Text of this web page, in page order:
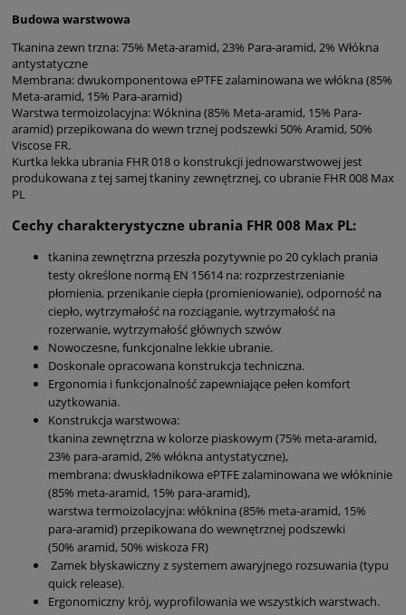
Budowa warstwowa
Tkanina zewn trzna: 75% Meta-aramid, 23% Para-aramid, 2% Włókna
antystatyczne
Membrana: dwukomponentowa ePTFE zalaminowana we włókna (85%
Meta-aramid, 15% Para-aramid)
Warstwa termoizolacyjna: Wóknina (85% Meta-aramid, 15% Para-
aramid) przepikowana do wewn trznej podszewki 50% Aramid, 50%
Viscose FR.
Kurtka lekka ubrania FHR 018 o konstrukcji jednowarstwowej jest
produkowana z tej samej tkaniny zewnętrznej, co ubranie FHR 008 Max
PL
Cechy charakterystyczne ubrania FHR 008 Max PL:
tkanina zewnętrzna przeszła pozytywnie po 20 cyklach prania
testy określone normą EN 15614 na: rozprzestrzenianie
płomienia, przenikanie ciepła (promieniowanie), odporność na
ciepło, wytrzymałość na rozciąganie, wytrzymałość na
rozerwanie, wytrzymałość głównych szwów
Nowoczesne, funkcjonalne lekkie ubranie.
Doskonale opracowana konstrukcja techniczna.
Ergonomia i funkcjonalność zapewniające pełen komfort
użytkowania.
Konstrukcja warstwowa:
tkanina zewnętrzna w kolorze piaskowym (75% meta-aramid,
23% para-aramid, 2% włókna antystatyczne),
membrana: dwuskładnikowa ePTFE zalaminowana we włókninie
(85% meta-aramid, 15% para-aramid),
warstwa termoizolacyjna: włóknina (85% meta-aramid, 15%
para-aramid) przepikowana do wewnętrznej podszewki
(50% aramid, 50% wiskoza FR)
Zamek błyskawiczny z systemem awaryjnego rozsuwania (typu
quick release).
Ergonomiczny krój, wyprofilowania we wszystkich warstwach.